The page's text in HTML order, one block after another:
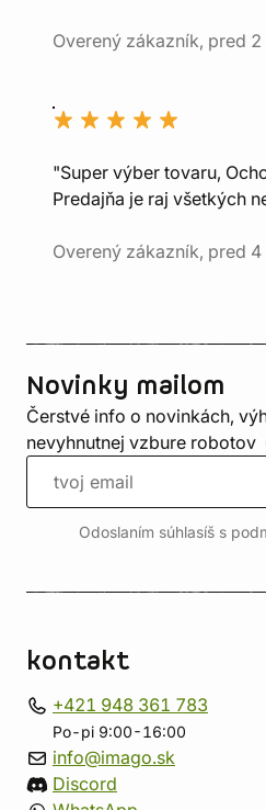
Overený zákazník, pred 2
"Super výber tovaru,
Predajňa je raj všetkých
Overený zákazník, pred 4
Novinky mailom
Čerstvé info o novinkách,
nevyhnutnej vzbure robotov
Odoslaním súhlasíš s
kontakt
+421 948 361 783
Po-pi 9:00-16:00
info@imago.sk
Discord